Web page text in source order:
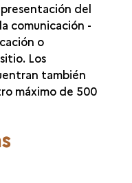
del
comunicación -
o
Los
también
máximo de 500